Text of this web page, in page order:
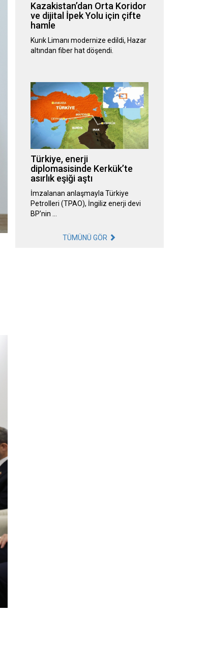
Kazakistan’dan Orta Koridor
ve dijital İpek Yolu için çifte
hamle
Kurık Limanı modernize edildi, Hazar
altından fiber hat döşendi.
Türkiye, enerji
diplomasisinde Kerkük’te
asırlık eşiği aştı
İmzalanan anlaşmayla Türkiye
Petrolleri (TPAO), İngiliz enerji devi
BP’nin …
TÜMÜNÜ GÖR